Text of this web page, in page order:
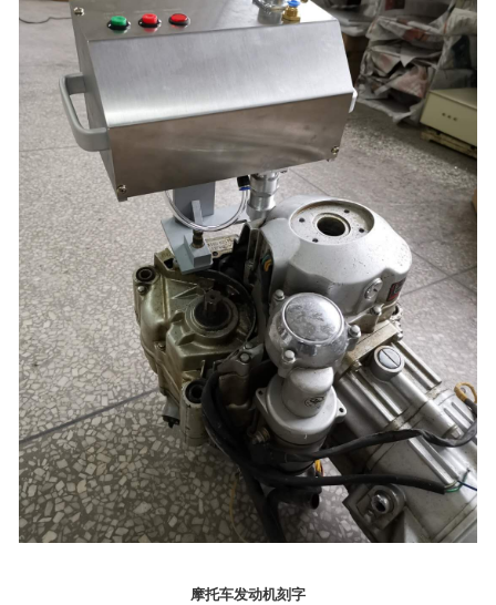
摩托车发动机刻字